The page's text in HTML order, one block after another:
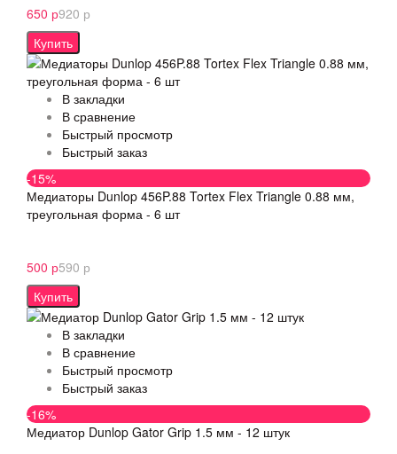
650 р920 р
Купить
В закладки
В сравнение
Быстрый просмотр
Быстрый заказ
-15%
Медиаторы Dunlop 456P.88 Tortex Flex Triangle 0.88 мм,
треугольная форма - 6 шт
500 р590 р
Купить
В закладки
В сравнение
Быстрый просмотр
Быстрый заказ
-16%
Медиатор Dunlop Gator Grip 1.5 мм - 12 штук